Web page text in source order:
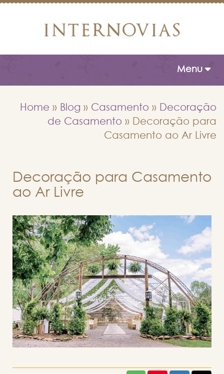
Toggle
Menu
Home » Blog » Casamento »
Decoração
de Casamento »
Decoração para
Casamento ao Ar Livre
Decoração para Casamento
ao Ar Livre